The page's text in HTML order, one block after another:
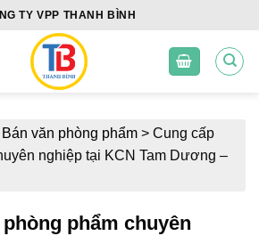
TY VPP THANH BÌNH
Bán văn phòng phẩm > Cung cấp
nghiệp tại KCN Tam Dương –
phẩm chuyên